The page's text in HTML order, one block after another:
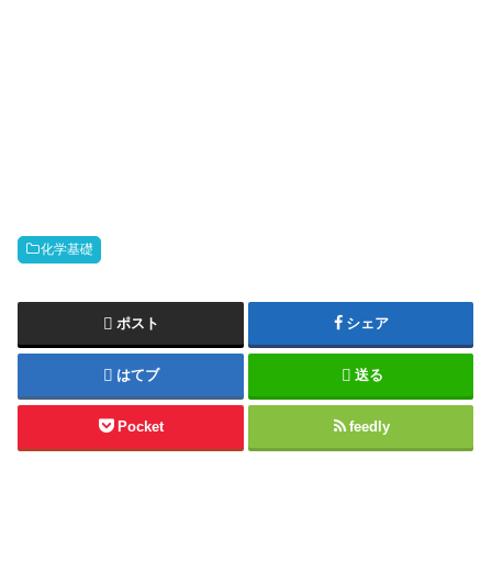
化学基礎
ポスト シェア
はてブ 送る
Pocket feedly